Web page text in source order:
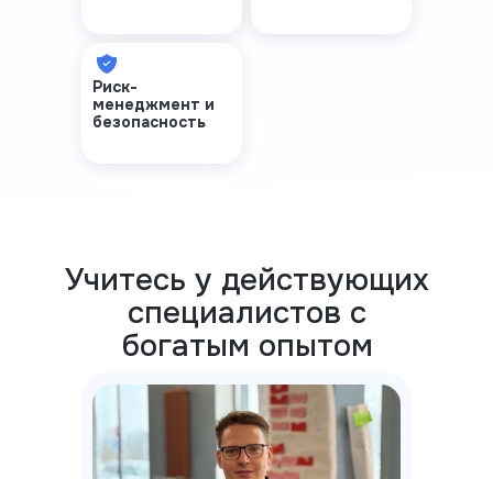
Риск-
менеджмент и
безопасность
Учитесь у действующих
специалистов с
богатым опытом